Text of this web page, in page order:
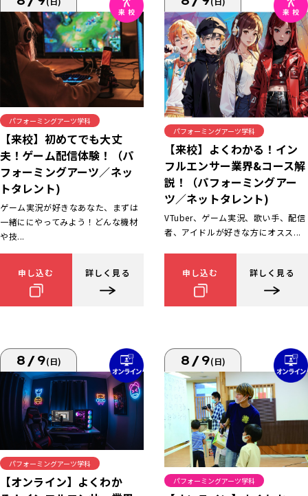
パフォーミングアーツ学科
【来校】初めてでも大丈
夫！ゲーム配信体験！（パ
フォーミングアーツ／ネッ
トタレント)
ゲーム実況が好きなあなた、まずは
一緒ににやってみよう！どんな機材
や技...
申し込む 詳しく見る
パフォーミングアーツ学科
【来校】よくわかる！イン
フルエンサー業界&コース解
説！（パフォーミングアー
ツ／ネットタレント)
VTuber、ゲーム実況、歌い手、配信
者、アイドルが好きな方にオスス...
申し込む 詳しく見る
8/9(日)
パフォーミングアーツ学科
【オンライン】よくわか
8/9(日)
パフォーミングアーツ学科